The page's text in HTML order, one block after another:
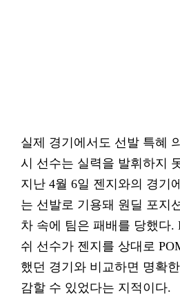
실제 경기에서도 선발 특혜
시 선수는 실력을 발휘하지
지난 4월 6일 젠지와의 경기
는 선발로 기용돼 원딜 포지
차 속에 팀은 패배를 당했다.
쉬 선수가 젠지를 상대로
했던 경기와 비교하면 명확
감할 수 있었다는 지적이다.